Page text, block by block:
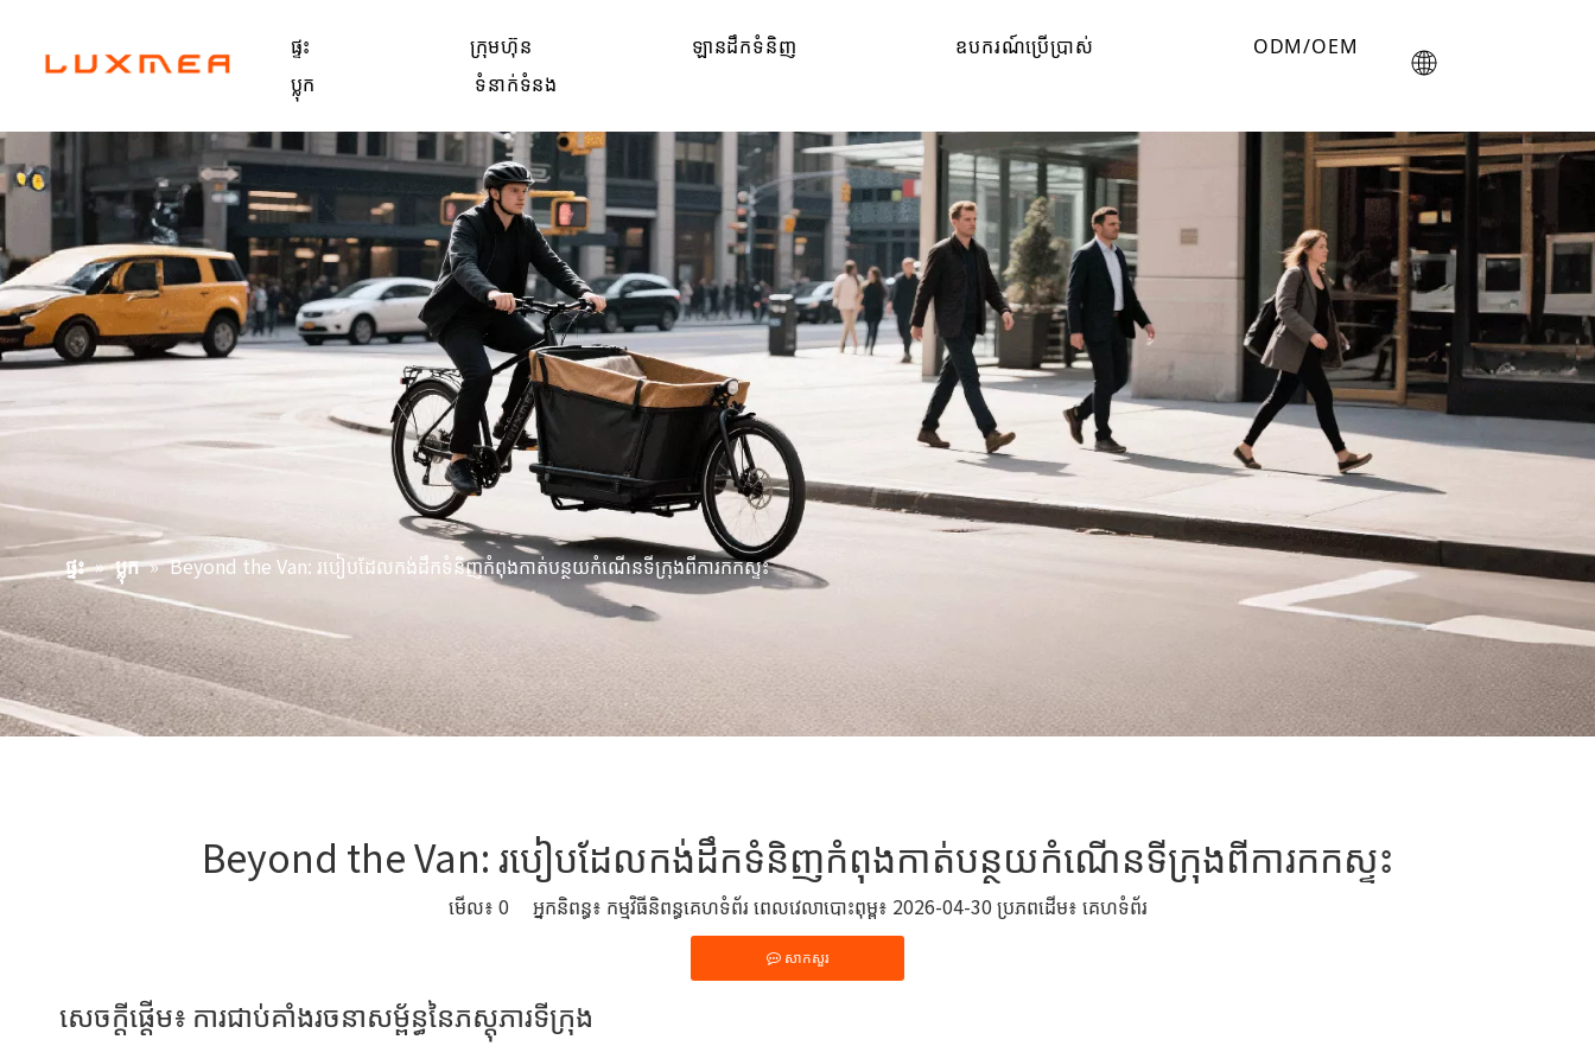
ផ្ទះ ក្រុមហ៊ុន ឡានដឹកទំនិញ ឧបករណ៍ប្រើប្រាស់
ODM/OEM
ប្លុក
ទំនាក់ទំនង
ផ្ទះ » ប្លុក » Beyond the Van: របៀបដែលកង់ដឹកទំនិញកំពុងកាត់បន្ថយកំណើនទីក្រុងពីការកកស្ទះ
Beyond the Van: របៀបដែលកង់ដឹកទំនិញកំពុងកាត់បន្ថយកំណើនទីក្រុងពីការកកស្ទះ
មើល៖ 0 អ្នកនិពន្ធ៖ កម្មវិធីនិពន្ធគេហទំព័រ ពេលវេលាបោះពុម្ព៖ 2026-04-30 ប្រភពដើម៖ គេហទំព័រ
សាកសួរ
សេចក្តីផ្តើម៖ ការជាប់គាំងរចនាសម្ព័ន្ធនៃភស្តុភារទីក្រុង